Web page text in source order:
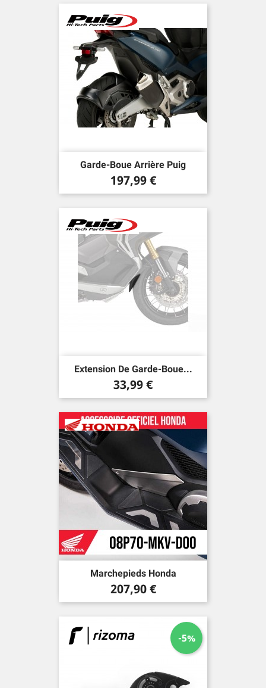
Garde-Boue Arrière Puig
Prix
197,99 €
Extension De Garde-Boue...
Prix
33,99 €
Marchepieds Honda
Prix
207,90 €
-5%